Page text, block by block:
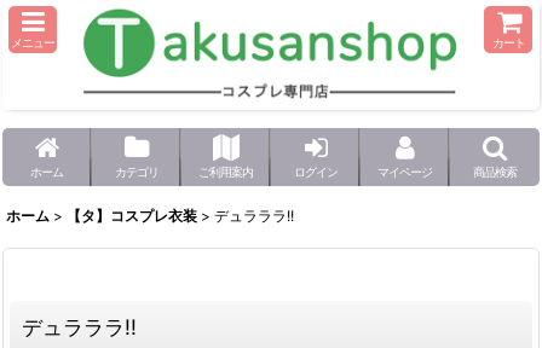
メニュー カート
ホーム カテゴリ ご利用案内 ログイン マイページ 商品検索
ホーム > 【タ】コスプレ衣装 > デュラララ!!
デュラララ!!